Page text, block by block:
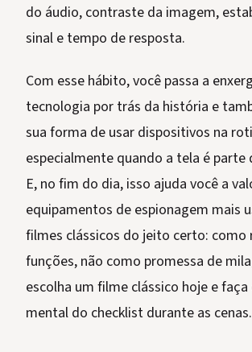
do áudio, contraste da imagem,
sinal e tempo de resposta.
Com esse hábito, você passa a
tecnologia por trás da história e
sua forma de usar dispositivos na
especialmente quando a tela é parte
E, no fim do dia, isso ajuda você a
equipamentos de espionagem mais
filmes clássicos do jeito certo: como
funções, não como promessa de
escolha um filme clássico hoje e
mental do checklist durante as cenas.